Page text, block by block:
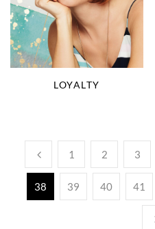
LOYALTY
1 2 3
38 39 40 41